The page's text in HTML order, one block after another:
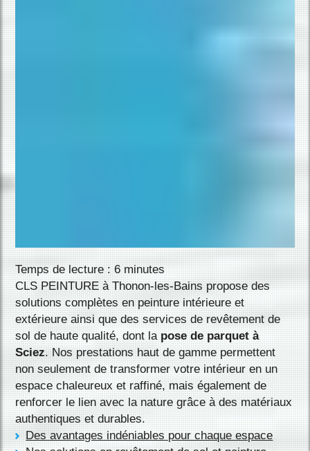
Temps de lecture : 6 minutes
CLS PEINTURE à Thonon-les-Bains propose des
solutions complètes en peinture intérieure et
extérieure ainsi que des services de revêtement de
sol de haute qualité, dont la pose de parquet à
Sciez. Nos prestations haut de gamme permettent
non seulement de transformer votre intérieur en un
espace chaleureux et raffiné, mais également de
renforcer le lien avec la nature grâce à des matériaux
authentiques et durables.
Des avantages indéniables pour chaque espace